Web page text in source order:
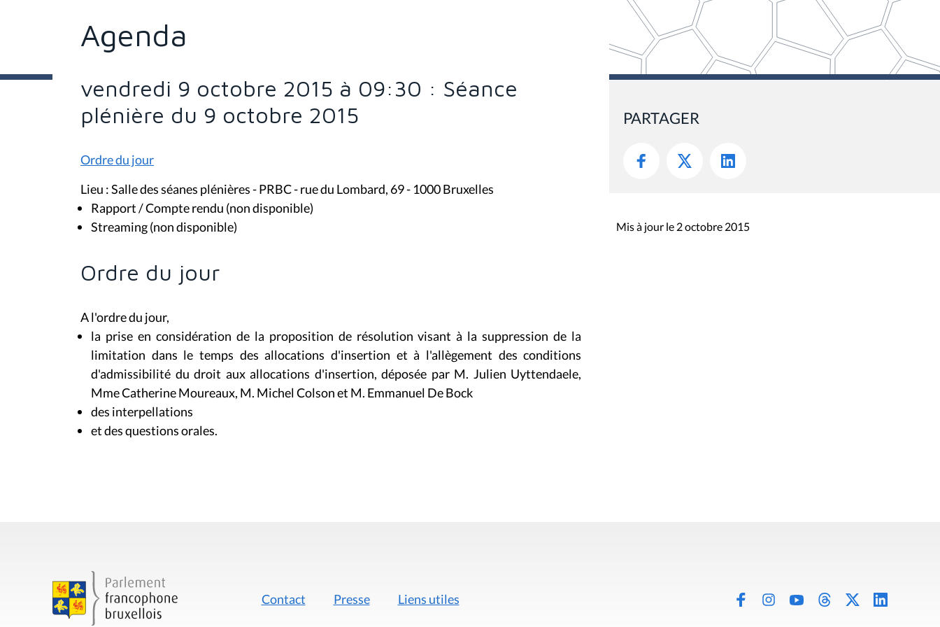
e
s
Agenda
vendredi 9 octobre 2015 à 09:30 : Séance
plénière du 9 octobre 2015
Ordre du jour
Lieu : Salle des séanes plénières - PRBC - rue du Lombard, 69 - 1000 Bruxelles
Rapport / Compte rendu (non disponible)
Streaming (non disponible)
Ordre du jour
A l'ordre du jour,
la prise en considération de la proposition de résolution visant à la suppression de la
limitation dans le temps des allocations d'insertion et à l'allègement des conditions
d'admissibilité du droit aux allocations d'insertion, déposée par M. Julien Uyttendaele,
Mme Catherine Moureaux, M. Michel Colson et M. Emmanuel De Bock
des interpellations
et des questions orales.
PARTAGER
Mis à jour le 2 octobre 2015
Contact Presse Liens utiles